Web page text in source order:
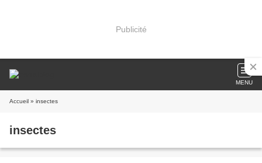
Publicité
MENU
Accueil » insectes
insectes